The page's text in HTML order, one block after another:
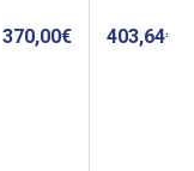
370,00€ 403,64€